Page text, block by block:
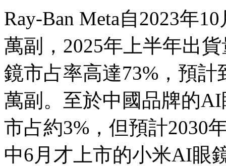
Ray-Ban Meta自2023年
萬副，2025年上半年出
鏡市占率高達73%，預計
萬副。至於中國品牌的
市占約3%，但預計2030
中6月才上市的小米AI眼